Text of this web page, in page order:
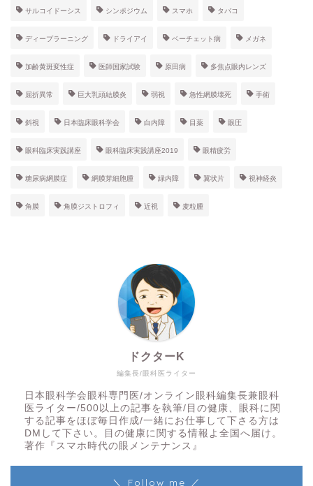
サルコイドーシス シンポジウム スマホ タバコ
ディープラーニング ドライアイ ベーチェット病 メガネ
加齢黄斑変性症 医師国家試験 原田病 多焦点眼内レンズ
屈折異常 巨大乳頭結膜炎 弱視 急性網膜壊死 手術
斜視 日本臨床眼科学会 白内障 目薬 眼圧
眼科臨床実践講座 眼科臨床実践講座2019 眼精疲労
糖尿病網膜症 網膜芽細胞腫 緑内障 翼状片 視神経炎
角膜 角膜ジストロフィ 近視 麦粒腫
編集長/眼科医ライター
ドクターK
日本眼科学会眼科専門医/オンライン眼科編集長兼眼科
医ライター/500以上の記事を執筆/目の健康、眼科に関
する記事をほぼ毎日作成/一緒にお仕事して下さる方は
DMして下さい。目の健康に関する情報よ全国へ届け。
著作『スマホ時代の眼メンテナンス』
＼ Follow me ／